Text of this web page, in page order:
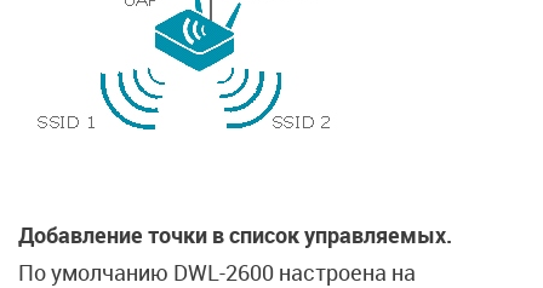
Добавление точки в список управляемых.
По умолчанию DWL-2600 настроена на